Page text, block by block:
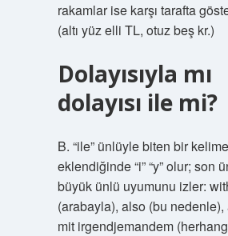
rakamlar ise karşı tarafta
(altı yüz elli TL, otuz beş kr.)
Dolayısıyla mı
dolayısı ile mi?
B. “ile” ünlüyle biten bir
eklendiğinde “i” “y” olur; son
büyük ünlü uyumunu izler:
(arabayla), also (bu nedenle),
mit irgendjemandem